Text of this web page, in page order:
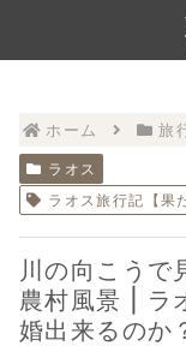
ホーム 旅
ラオス
ラオス旅行記【果
川の向こうで
農村風景 | ラ
婚出来るのか